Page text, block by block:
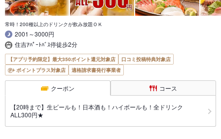
常時！200種以上のドリンクが飲み放題ＯＫ
2001～3000円
住吉ｱﾊﾟｰﾄﾊﾞｽ停徒歩2分
【アプリ予約限定】最大350ポイント還元対象店
口コミ投稿特典対象店
ポイントプラス対象店
適格請求書発行事業者
クーポン コース
【20時まで】生ビールも！日本酒も！ハイボールも！全ドリンク
ALL300円★